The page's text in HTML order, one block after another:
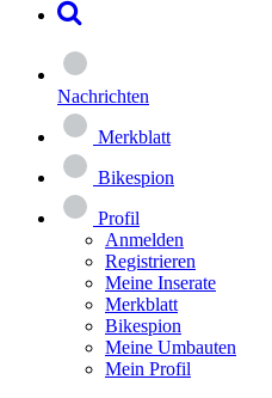
Nachrichten
Merkblatt
Bikespion
Profil
Anmelden
Registrieren
Meine Inserate
Merkblatt
Bikespion
Meine Umbauten
Mein Profil